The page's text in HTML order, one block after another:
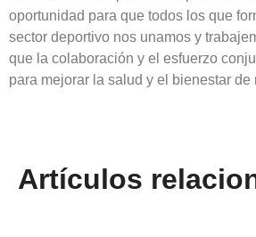
oportunidad para que todos los que
sector deportivo nos unamos y
que la colaboración y el esfuerzo
para mejorar la salud y el bienestar de
Artículos